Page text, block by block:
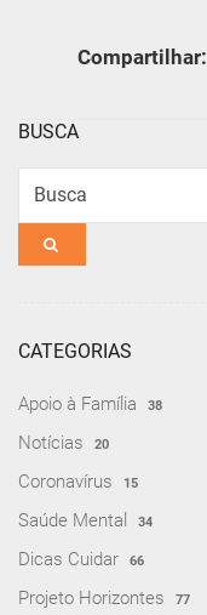
Compartilhar:
BUSCA
Busca
CATEGORIAS
Apoio à Família 38
Notícias 20
Coronavírus 15
Saúde Mental 34
Dicas Cuidar 66
Projeto Horizontes 77